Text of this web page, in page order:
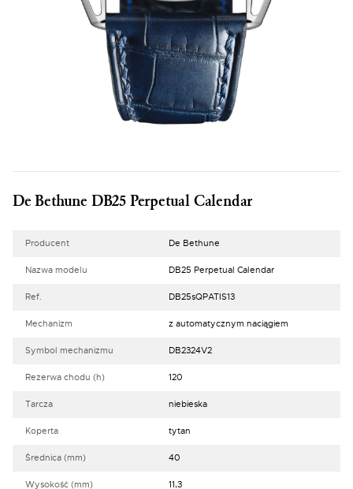
De Bethune DB25 Perpetual Calendar
Producent De Bethune
Nazwa modelu DB25 Perpetual Calendar
Ref. DB25sQPATIS13
Mechanizm z automatycznym naciągiem
Symbol mechanizmu DB2324V2
Rezerwa chodu (h) 120
Tarcza niebieska
Koperta tytan
Średnica (mm) 40
Wysokość (mm) 11,3